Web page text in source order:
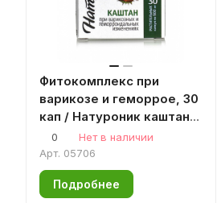
Фитокомплекс при
варикозе и геморрое, 30
кап / Натуроник каштан
от геморроя / от
варикоза
0
Нет в наличии
Арт. 05706
Подробнее